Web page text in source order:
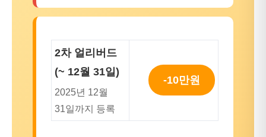
2차 얼리버드
(~ 12월 31일)
2025년 12월
31일까지 등록
-10만원